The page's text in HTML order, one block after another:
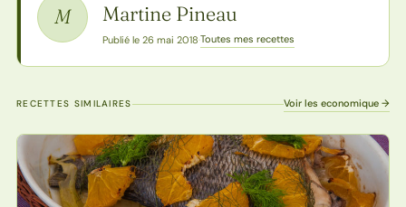
M Martine Pineau
Publié le 26 mai 2018·Toutes mes recettes
RECETTES SIMILAIRES Voir les economique →